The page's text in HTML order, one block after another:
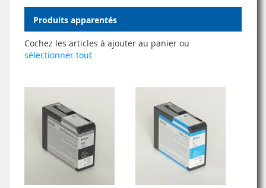
Produits apparentés
Cochez les articles à ajouter au panier ou
sélectionner tout